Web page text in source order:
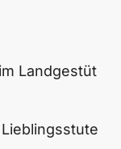
Landgestüt